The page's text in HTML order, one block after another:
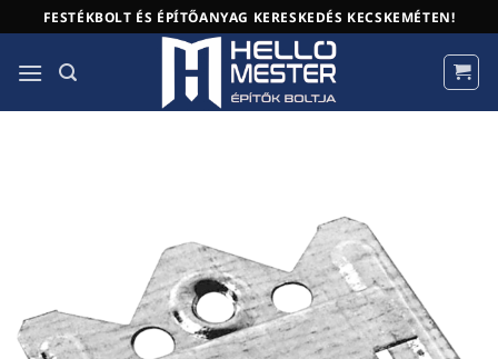
to
content
FESTÉKBOLT ÉS ÉPÍTŐANYAG KERESKEDÉS KECSKEMÉTEN!